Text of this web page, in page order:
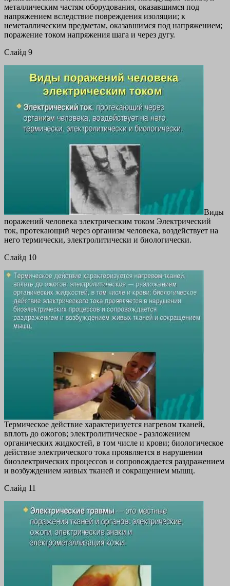
металлическим частям оборудования, оказавшимся под
напряжением вследствие повреждения изоляции; к
неметаллическим предметам, оказавшимся под напряжением;
поражение током напряжения шага и через дугу.
Cлайд 9
Виды
поражений человека электрическим током Электрический
ток, протекающий через организм человека, воздействует на
него термически, электролитически и биологически.
Cлайд 10
Термическое действие характеризуется нагревом тканей,
вплоть до ожогов; электролитическое - разложением
органических жидкостей, в том числе и крови; биологическое
действие электрического тока проявляется в нарушении
биоэлектрических процессов и сопровождается раздражением
и возбуждением живых тканей и сокращением мышц.
Cлайд 11